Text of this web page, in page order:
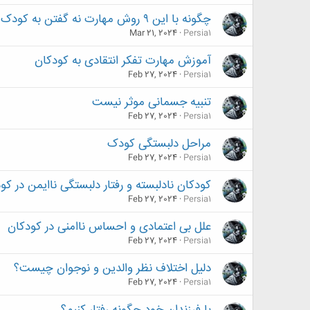
چگونه با این ۹ روش مهارت نه گفتن به کودک را یاد بگیریم
Persia1
Mar 21, 2024
آموزش مهارت تفکر انتقادی به کودکان‌
Persia1
Feb 27, 2024
تنبیه جسمانی موثر نیست
Persia1
Feb 27, 2024
مراحل دلبستگی کودک
Persia1
Feb 27, 2024
کودکان نادلبسته و رفتار دلبستگی ناایمن در
Persia1
Feb 27, 2024
علل بی اعتمادی و احساس ناامنی در کودکان
Persia1
Feb 27, 2024
دلیل اختلاف نظر والدین و نوجوان چیست؟
Persia1
Feb 27, 2024